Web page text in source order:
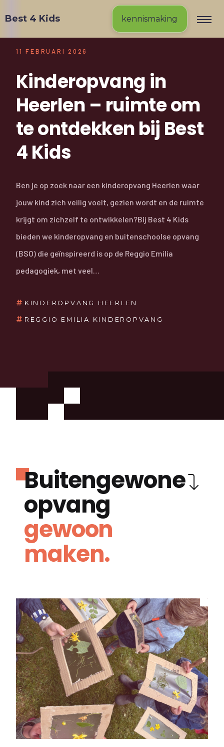
Best 4 Kids kennismaking
11 FEBRUARI 2026
Kinderopvang in
Heerlen – ruimte om
te ontdekken bij Best
4 Kids
Ben je op zoek naar een kinderopvang Heerlen waar
jouw kind zich veilig voelt, gezien wordt en de ruimte
krijgt om zichzelf te ontwikkelen?Bij Best 4 Kids
bieden we kinderopvang en buitenschoolse opvang
(BSO) die geïnspireerd is op de Reggio Emilia
pedagogiek, met veel…
KINDEROPVANG HEERLEN
REGGIO EMILIA KINDEROPVANG
Buitengewone
opvang
gewoon
maken.